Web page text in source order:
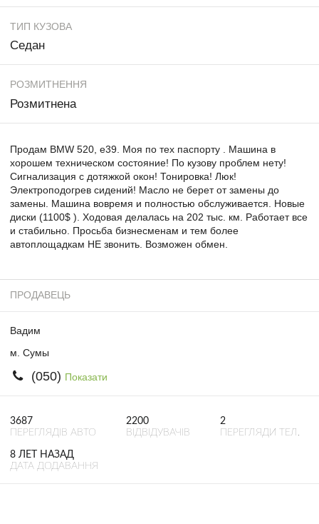
ТИП КУЗОВА
Седан
РОЗМИТНЕННЯ
Розмитнена
Продам BMW 520, e39. Моя по тех паспорту . Машина в
хорошем техническом состояние! По кузову проблем нету!
Сигнализация с дотяжкой окон! Тонировка! Люк!
Электроподогрев сидений! Масло не берет от замены до
замены. Машина вовремя и полностью обслуживается. Новые
диски (1100$ ). Ходовая делалась на 202 тыс. км. Работает все
и стабильно. Просьба бизнесменам и тем более
автоплощадкам НЕ звонить. Возможен обмен.
ПРОДАВЕЦЬ
Вадим
м. Сумы
(050) Показати
3687
ПЕРЕГЛЯДІВ АВТО
2200
ВІДВІДУВАЧІВ
2
ПЕРЕГЛЯДИ ТЕЛ.
8 ЛЕТ НАЗАД
ДАТА ДОДАВАННЯ